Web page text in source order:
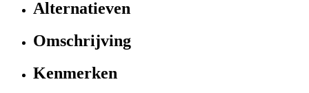
Alternatieven
Omschrijving
Kenmerken